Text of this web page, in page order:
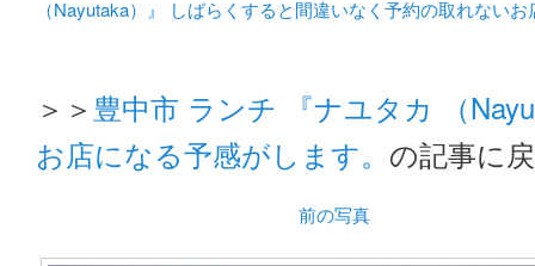
（Nayutaka）』 しばらくすると間違いなく予約の取れない
＞＞ 豊中市 ランチ 『ナユタカ （
お店になる予感がします。 の記事に
前の写真